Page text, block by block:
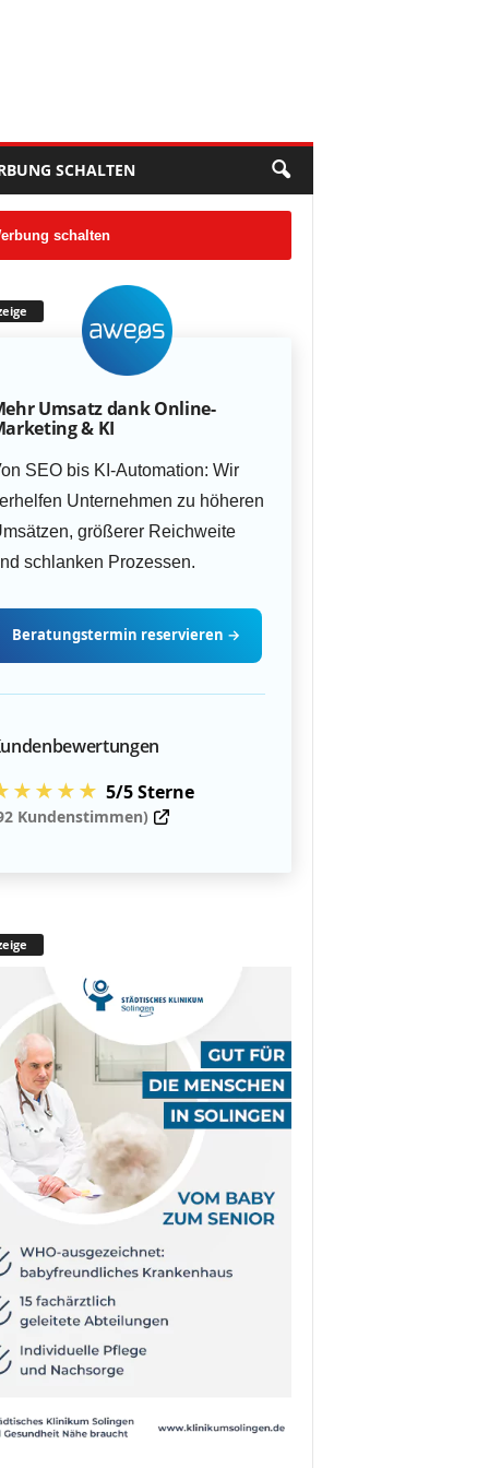
SCHALTEN
schalten
Umsatz dank Online-
& KI
SEO bis KI-Automation: Wir
Unternehmen zu höheren
größerer Reichweite
schlanken Prozessen.
Beratungstermin reservieren →
5/5 Sterne
Kundenstimmen)